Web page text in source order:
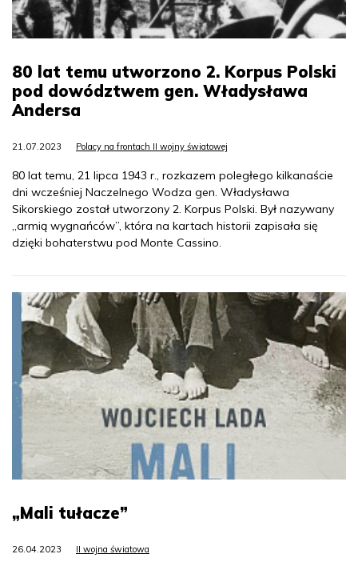
80 lat temu utworzono 2. Korpus Polski
pod dowództwem gen. Władysława
Andersa
21.07.2023 Polacy na frontach II wojny światowej
80 lat temu, 21 lipca 1943 r., rozkazem poległego kilkanaście
dni wcześniej Naczelnego Wodza gen. Władysława
Sikorskiego został utworzony 2. Korpus Polski. Był nazywany
„armią wygnańców”, która na kartach historii zapisała się
dzięki bohaterstwu pod Monte Cassino.
„Mali tułacze”
26.04.2023 II wojna światowa